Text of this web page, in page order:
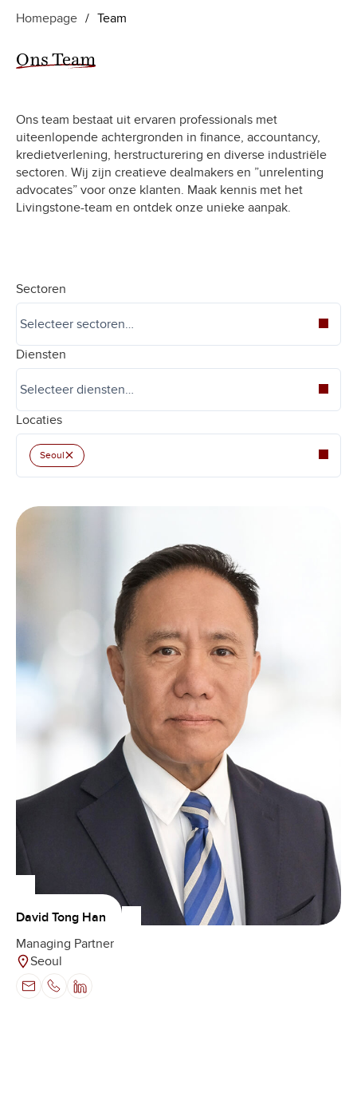
Homepage / Team
Ons Team
Ons team bestaat uit ervaren professionals met
uiteenlopende achtergronden in finance, accountancy,
kredietverlening, herstructurering en diverse industriële
sectoren. Wij zijn creatieve dealmakers en ”unrelenting
advocates” voor onze klanten. Maak kennis met het
Livingstone-team en ontdek onze unieke aanpak.
Sectoren
Diensten
Locaties
Seoul×
David Tong Han
Managing Partner
Seoul